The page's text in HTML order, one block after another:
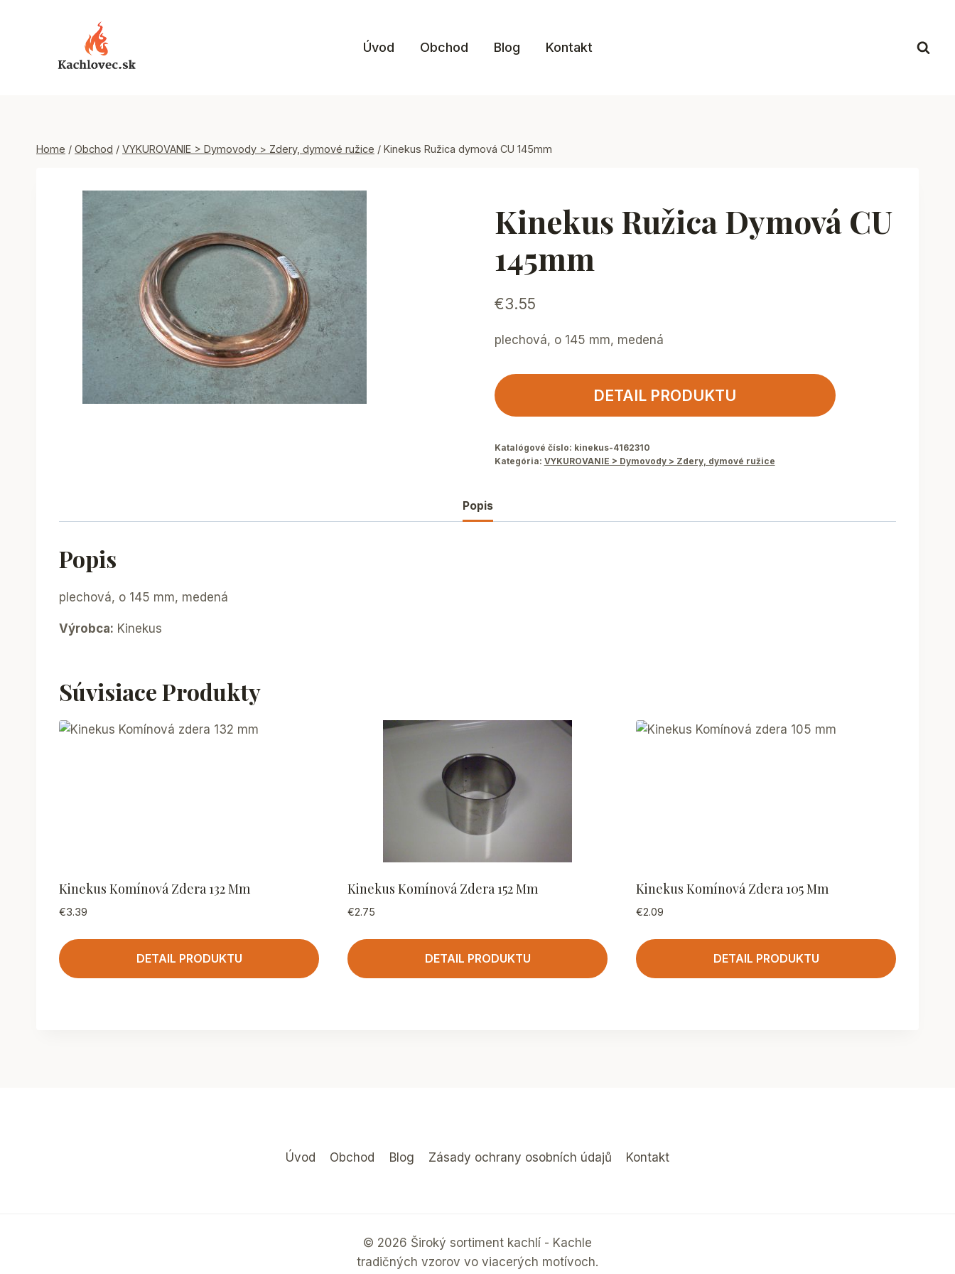
Úvod Obchod Blog Kontakt
Home / Obchod / VYKUROVANIE > Dymovody > Zdery, dymové ružice / Kinekus Ružica dymová CU 145mm
Kinekus Ružica Dymová CU
145mm
€3.55
plechová, o 145 mm, medená
DETAIL PRODUKTU
Katalógové číslo: kinekus-4162310
Kategória: VYKUROVANIE > Dymovody > Zdery, dymové ružice
Popis
Popis
plechová, o 145 mm, medená
Výrobca: Kinekus
Súvisiace Produkty
Kinekus Komínová Zdera 132 Mm
€3.39
DETAIL PRODUKTU
Kinekus Komínová Zdera 152 Mm
€2.75
DETAIL PRODUKTU
Kinekus Komínová Zdera 105 Mm
€2.09
DETAIL PRODUKTU
Úvod Obchod Blog Zásady ochrany osobních údajů Kontakt
© 2026 Široký sortiment kachlí - Kachle
tradičných vzorov vo viacerých motívoch.